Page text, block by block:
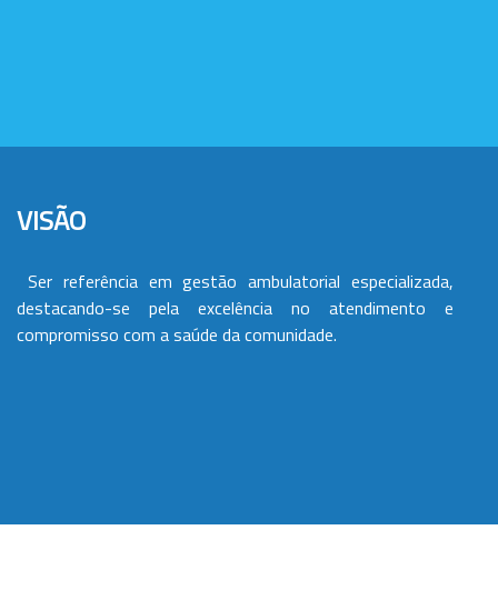
VISÃO
Ser referência em gestão ambulatorial especializada,
destacando-se pela excelência no atendimento e
compromisso com a saúde da comunidade.